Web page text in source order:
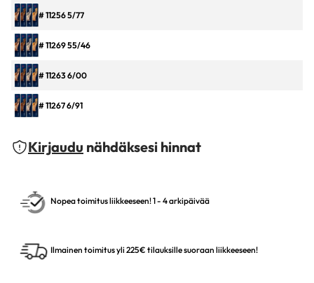
# 11256 5/77
# 11269 55/46
# 11263 6/00
# 11267 6/91
# 11255 7/77
# 11273 8/07
Kirjaudu nähdäksesi hinnat
Nopea toimitus liikkeeseen! 1 - 4 arkipäivää
Ilmainen toimitus yli 225€ tilauksille suoraan liikkeeseen!